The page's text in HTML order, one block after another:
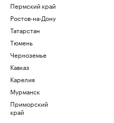
Пермский край
Ростов-на-Дону
Татарстан
Тюмень
Черноземье
Кавказ
Карелия
Мурманск
Приморский
край